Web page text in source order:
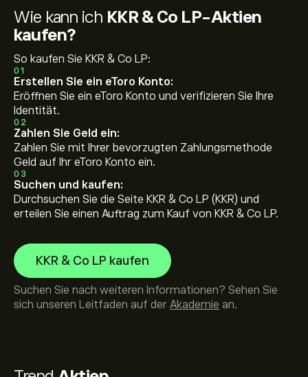
Wie kann ich KKR & Co LP-Aktien
kaufen?
So kaufen Sie KKR & Co LP:
01
Erstellen Sie ein eToro Konto:
Eröffnen Sie ein eToro Konto und verifizieren Sie Ihre
Identität.
02
Zahlen Sie Geld ein:
Zahlen Sie mit Ihrer bevorzugten Zahlungsmethode
Geld auf Ihr eToro Konto ein.
03
Suchen und kaufen:
Durchsuchen Sie die Seite KKR & Co LP (KKR) und
erteilen Sie einen Auftrag zum Kauf von KKR & Co LP.
KKR & Co LP kaufen
Suchen Sie nach weiteren Informationen? Sehen Sie
sich unseren Leitfaden auf der Akademie an.